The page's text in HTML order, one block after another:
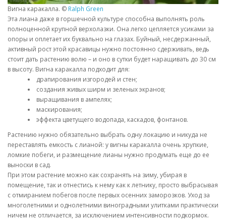
Вигна каракалла. © Ralph Green
Эта лиана даже в горшечной культуре способна выполнять роль
полноценной крупной верхолазки. Она легко цепляется усиками за
опоры и оплетает их буквально на глазах. Буйный, несдержанный,
активный рост этой красавицы нужно постоянно сдерживать, ведь
стоит дать растению волю – и оно в сутки будет наращивать до 30 см
в высоту. Вигна каракалла подходит для:
драпирования изгородей и стен;
создания живых ширм и зеленых экранов;
выращивания в ампелях;
маскирования;
эффекта цветущего водопада, каскадов, фонтанов.
Растению нужно обязательно выбрать одну локацию и никуда не
переставлять емкость с лианой: у вигны каракалла очень хрупкие,
ломкие побеги, и размещение лианы нужно продумать еще до ее
выноски в сад.
При этом растение можно как сохранять на зиму, убирая в
помещение, так и отнестись к нему как к летнику, просто выбрасывая
с отмиранием побегов после первых осенних заморозков. Уход за
многолетними и однолетними виноградными улитками практически
ничем не отличается, за исключением интенсивности подкормок.